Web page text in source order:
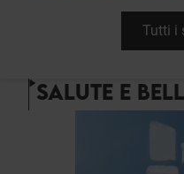
Tutti i
SALUTE E